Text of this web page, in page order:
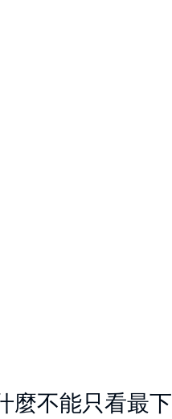
麼不能只看最